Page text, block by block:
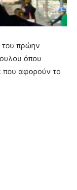
του πρώην
όπου
που αφορούν το